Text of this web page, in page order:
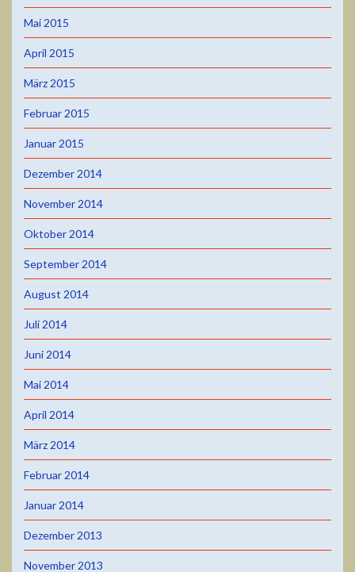
Mai 2015
April 2015
März 2015
Februar 2015
Januar 2015
Dezember 2014
November 2014
Oktober 2014
September 2014
August 2014
Juli 2014
Juni 2014
Mai 2014
April 2014
März 2014
Februar 2014
Januar 2014
Dezember 2013
November 2013